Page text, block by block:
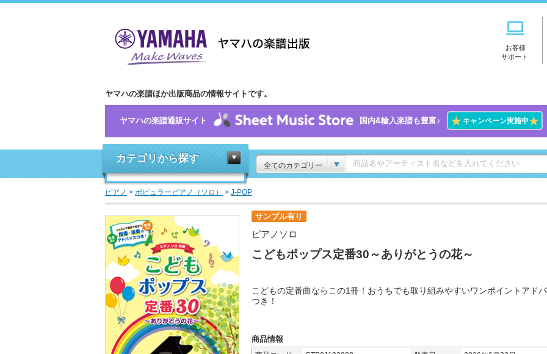
お客様
サポート
ヤマハの楽譜ほか出版商品の情報サイトです。
ヤマハの楽譜通販サイト 国内&輸入楽譜も豊富♪ ★キャンペーン実施中★
カテゴリから探す
全てのカテゴリー
ピアノ > ポピュラーピアノ（ソロ） > J-POP
サンプル有り
ピアノソロ
こどもポップス定番30～ありがとうの花～
こどもの定番曲ならこの1冊！おうちでも取り組みやすいワンポイントアド
つき！
商品情報